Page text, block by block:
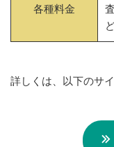
各種料金
詳しくは、以下のサ